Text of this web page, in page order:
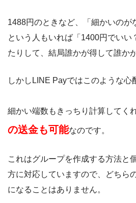
1488円のときなど、「細かいのが
という人もいれば「1400円でいい
たりして、結局誰かが得して誰か
しかしLINE Payではこのような心
細かい端数もきっちり計算してく
の送金も可能なのです。
これはグループを作成する方法と
方に対応していますので、どちら
になることはありません。